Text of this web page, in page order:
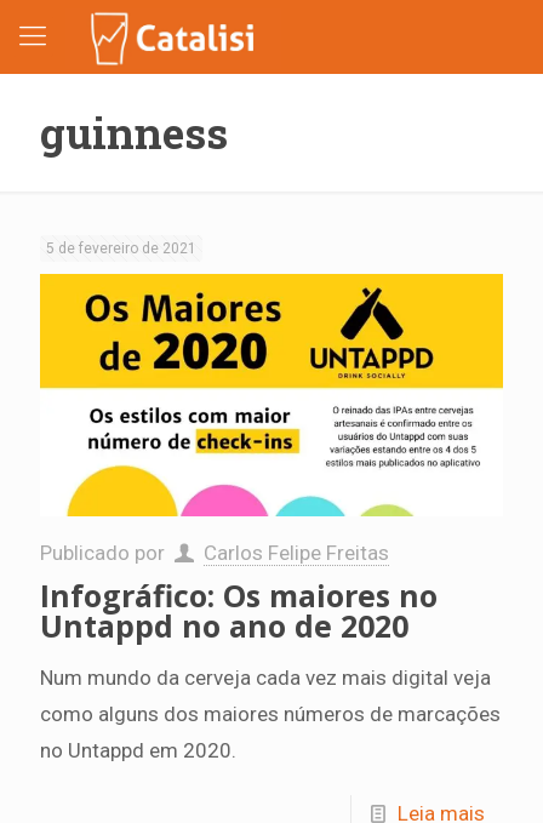
guinness
5 de fevereiro de 2021
Publicado por Carlos Felipe Freitas
Infográfico: Os maiores no
Untappd no ano de 2020
Num mundo da cerveja cada vez mais digital veja
como alguns dos maiores números de marcações
no Untappd em 2020.
Leia mais